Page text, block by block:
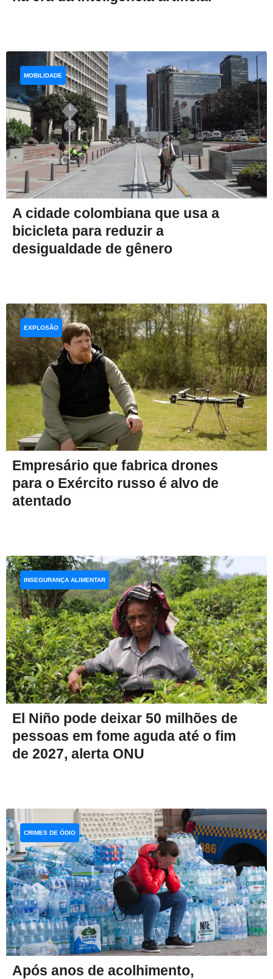
A cidade colombiana que usa a
bicicleta para reduzir a
desigualdade de gênero
MOBILIDADE
Empresário que fabrica drones
para o Exército russo é alvo de
atentado
EXPLOSÃO
El Niño pode deixar 50 milhões de
pessoas em fome aguda até o fim
de 2027, alerta ONU
INSEGURANÇA ALIMENTAR
Após anos de acolhimento,
CRIMES DE ÓDIO